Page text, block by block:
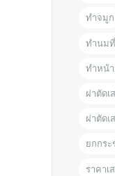
ทำจมูก
ทำนม
ทำหน้
ผ่าตัดเ
ผ่าตัด
ยกกร
ราคาเ